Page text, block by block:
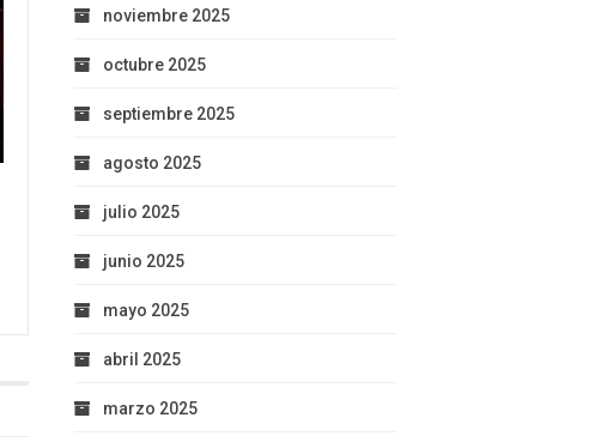
noviembre 2025
octubre 2025
septiembre 2025
agosto 2025
julio 2025
junio 2025
mayo 2025
abril 2025
marzo 2025